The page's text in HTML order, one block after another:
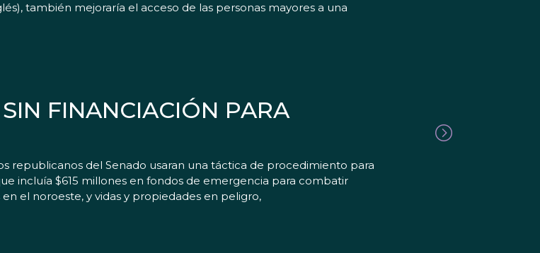
también mejoraría el acceso de las personas mayores a una
FINANCIACIÓN PARA
republicanos del Senado usaran una táctica de procedimiento para
incluía $615 millones en fondos de emergencia para combatir
el noroeste, y vidas y propiedades en peligro,